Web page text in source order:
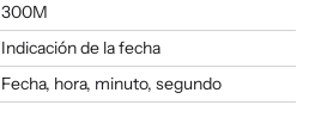
300M
Indicación de la fecha
Fecha, hora, minuto, segundo